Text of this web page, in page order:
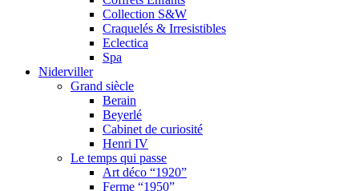
Collection S&W
Craquelés & Irresistibles
Eclectica
Spa
Niderviller
Grand siècle
Berain
Beyerlé
Cabinet de curiosité
Henri IV
Le temps qui passe
Art déco “1920”
Ferme “1950”